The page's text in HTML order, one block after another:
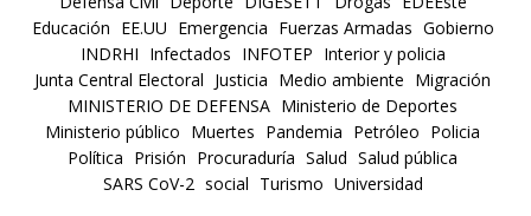
Educación EE.UU Emergencia Fuerzas Armadas Gobierno
INDRHI Infectados INFOTEP Interior y policia
Junta Central Electoral Justicia Medio ambiente Migración
MINISTERIO DE DEFENSA Ministerio de Deportes
Ministerio público Muertes Pandemia Petróleo Policia
Política Prisión Procuraduría Salud Salud pública
SARS CoV-2 social Turismo Universidad